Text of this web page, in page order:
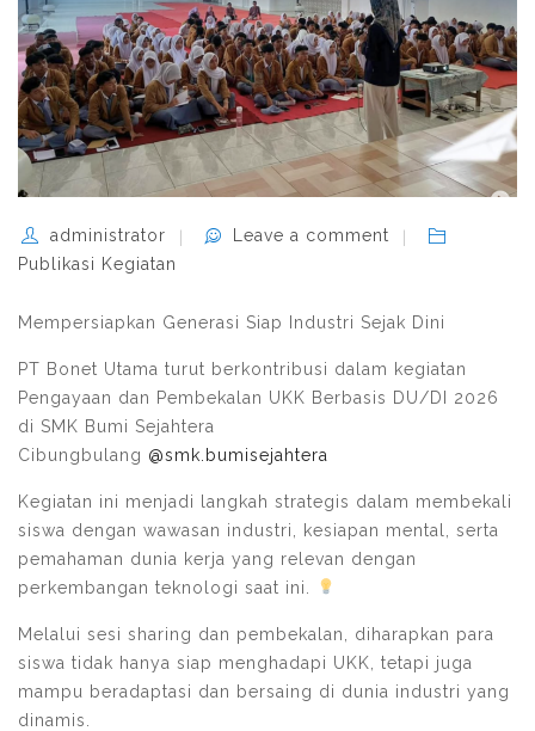
administrator
Leave a comment
Publikasi Kegiatan
Mempersiapkan Generasi Siap Industri Sejak Dini
PT Bonet Utama turut berkontribusi dalam kegiatan
Pengayaan dan Pembekalan UKK Berbasis DU/DI 2026
di SMK Bumi Sejahtera
Cibungbulang @smk.bumisejahtera
Kegiatan ini menjadi langkah strategis dalam membekali
siswa dengan wawasan industri, kesiapan mental, serta
pemahaman dunia kerja yang relevan dengan
perkembangan teknologi saat ini.
Melalui sesi sharing dan pembekalan, diharapkan para
siswa tidak hanya siap menghadapi UKK, tetapi juga
mampu beradaptasi dan bersaing di dunia industri yang
dinamis.